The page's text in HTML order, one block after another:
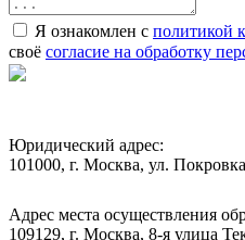
Я ознакомлен с политикой
своё согласие на обработку
Юридический адрес:
101000, г. Москва, ул.
Адрес места осуществления
109129, г. Москва, 8-я улица